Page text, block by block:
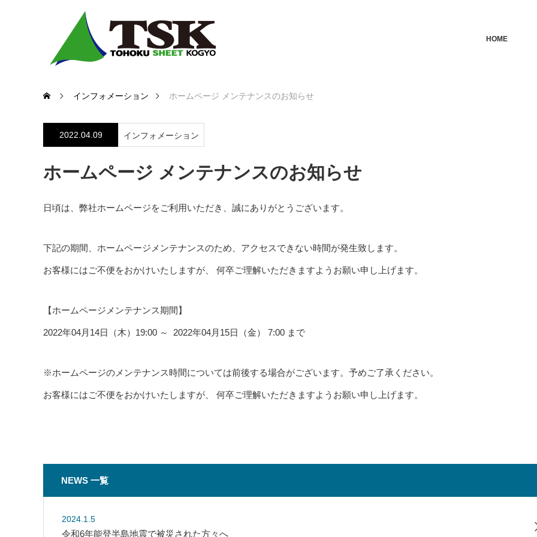
HOME
インフォメーション ホームページ メンテナンスのお知らせ
2022.04.09 インフォメーション
ホームページ メンテナンスのお知らせ
日頃は、弊社ホームページをご利用いただき、誠にありがとうございます。
下記の期間、ホームページメンテナンスのため、アクセスできない時間が発生致します。
お客様にはご不便をおかけいたしますが、 何卒ご理解いただきますようお願い申し上げます。
【ホームページメンテナンス期間】
2022年04月14日（木）19:00 ～ 2022年04月15日（金） 7:00 まで
※ホームページのメンテナンス時間については前後する場合がございます。予めご了承ください。
お客様にはご不便をおかけいたしますが、 何卒ご理解いただきますようお願い申し上げます。
NEWS 一覧
2024.1.5
令和6年能登半島地震で被災された方々へ